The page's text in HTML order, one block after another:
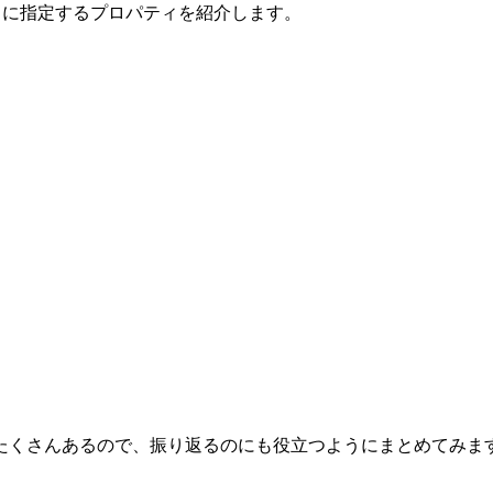
指定するプロパティを紹介します。
さんあるので、振り返るのにも役立つようにまとめてみま